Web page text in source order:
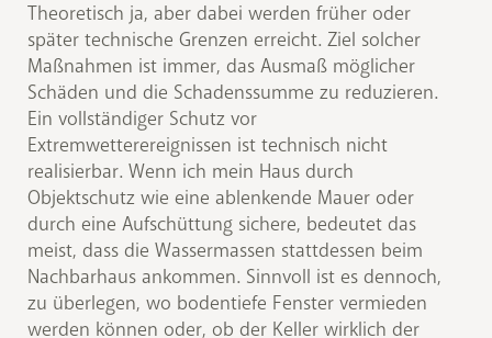
Theoretisch ja, aber dabei werden früher oder
später technische Grenzen erreicht. Ziel solcher
Maßnahmen ist immer, das Ausmaß möglicher
Schäden und die Schadenssumme zu reduzieren.
Ein vollständiger Schutz vor
Extremwetterereignissen ist technisch nicht
realisierbar. Wenn ich mein Haus durch
Objektschutz wie eine ablenkende Mauer oder
durch eine Aufschüttung sichere, bedeutet das
meist, dass die Wassermassen stattdessen beim
Nachbarhaus ankommen. Sinnvoll ist es dennoch,
zu überlegen, wo bodentiefe Fenster vermieden
werden können oder, ob der Keller wirklich der